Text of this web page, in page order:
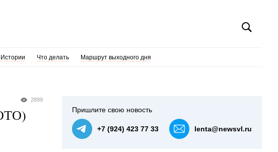
Истории Что делать Маршрут выходного дня
2899
Пришлите свою новость
+7 (924) 423 77 33 lenta@newsvl.ru